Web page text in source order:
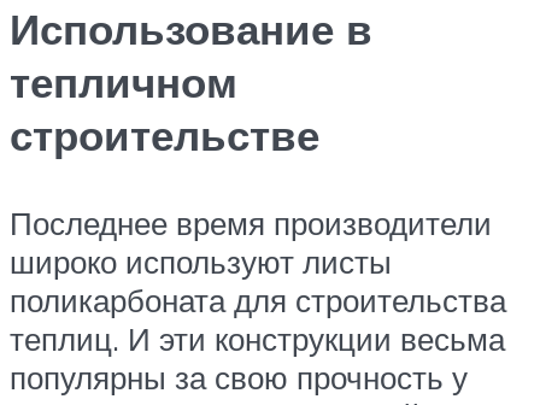
Использование в
тепличном
строительстве
Последнее время производители
широко используют листы
поликарбоната для строительства
теплиц. И эти конструкции весьма
популярны за свою прочность у